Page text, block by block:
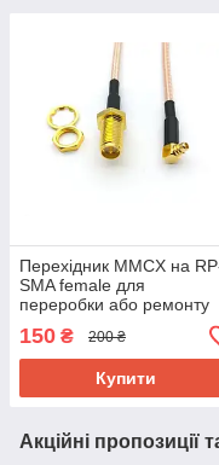
Перехідник MMCX на
SMA female для
переробки або ремонту
антени Alientech
150 ₴ 200 ₴
Купити
Акційні пропозиції